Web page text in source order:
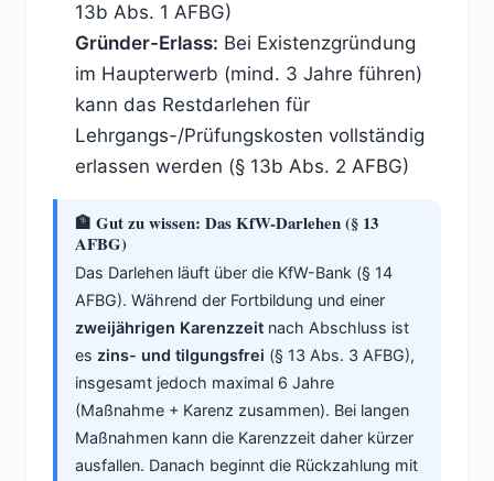
13b Abs. 1 AFBG)
Gründer-Erlass: Bei Existenzgründung
im Haupterwerb (mind. 3 Jahre führen)
kann das Restdarlehen für
Lehrgangs-/Prüfungskosten vollständig
erlassen werden (§ 13b Abs. 2 AFBG)
🏦 Gut zu wissen: Das KfW-Darlehen (§ 13
AFBG)
Das Darlehen läuft über die KfW-Bank (§ 14
AFBG). Während der Fortbildung und einer
zweijährigen Karenzzeit nach Abschluss ist
es zins- und tilgungsfrei (§ 13 Abs. 3 AFBG),
insgesamt jedoch maximal 6 Jahre
(Maßnahme + Karenz zusammen). Bei langen
Maßnahmen kann die Karenzzeit daher kürzer
ausfallen. Danach beginnt die Rückzahlung mit